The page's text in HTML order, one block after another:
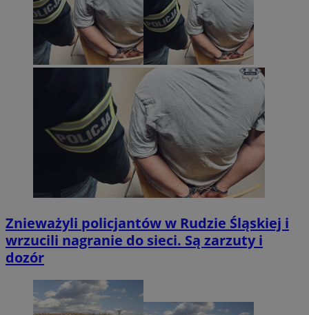
Znieważyli policjantów w Rudzie Śląskiej i
wrzucili nagranie do sieci. Są zarzuty i
dozór